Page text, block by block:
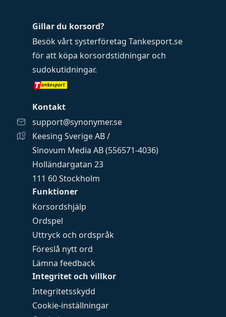
Funktioner
Korsordshjälp
Ordspel
Uttryck och ordspråk
Föreslå nytt ord
Lämna feedback
Integritet och villkor
Integritetsskydd
Cookie-inställningar
Gillar du korsord?
Besök vårt systerföretag Tankesport.se
för att köpa korsordstidningar och
sudokutidningar.
Kontakt
support@synonymer.se
Keesing Sverige AB /
Sinovum Media AB (556571-4036)
Holländargatan 23
111 60 Stockholm